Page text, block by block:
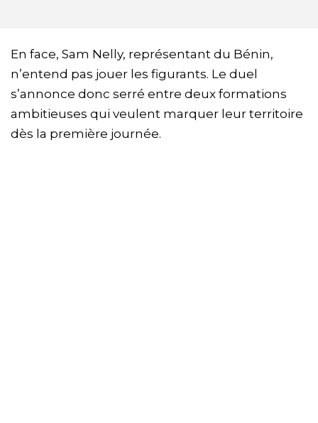
En face, Sam Nelly, représentant du Bénin,
n’entend pas jouer les figurants. Le duel
s’annonce donc serré entre deux formations
ambitieuses qui veulent marquer leur territoire
dès la première journée.